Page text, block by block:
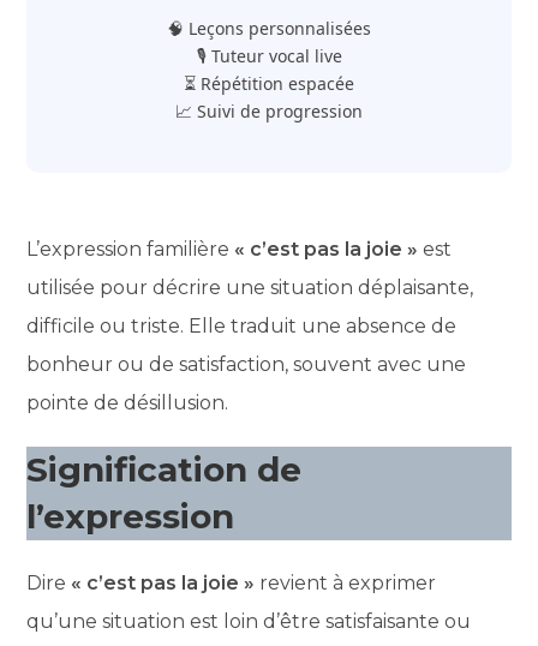
🧠 Leçons personnalisées
🎙️ Tuteur vocal live
⏳ Répétition espacée
📈 Suivi de progression
L’expression familière « c’est pas la joie » est
utilisée pour décrire une situation déplaisante,
difficile ou triste. Elle traduit une absence de
bonheur ou de satisfaction, souvent avec une
pointe de désillusion.
Signification de
l’expression
Dire « c’est pas la joie » revient à exprimer
qu’une situation est loin d’être satisfaisante ou